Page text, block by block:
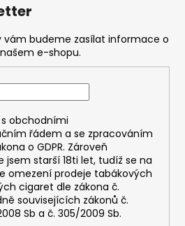
vám budeme zasílat informace o
e-shopu.
obchodními
řádem a se zpracováním
o GDPR. Zároveň
že jsem starší 18ti let, tudíž se na
omezení prodeje tabákových
cigaret dle zákona č.
souvisejících zákonů č.
Sb a č. 305/2009 Sb.